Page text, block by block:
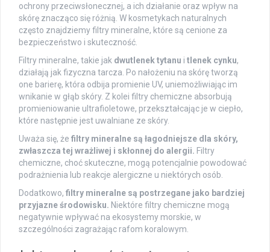
ochrony przeciwsłonecznej, a ich działanie oraz wpływ na
skórę znacząco się różnią. W kosmetykach naturalnych
często znajdziemy filtry mineralne, które są cenione za
bezpieczeństwo i skuteczność.
Filtry mineralne, takie jak dwutlenek tytanu i tlenek cynku,
działają jak fizyczna tarcza. Po nałożeniu na skórę tworzą
one barierę, która odbija promienie UV, uniemożliwiając im
wnikanie w głąb skóry. Z kolei filtry chemiczne absorbują
promieniowanie ultrafioletowe, przekształcając je w ciepło,
które następnie jest uwalniane ze skóry.
Uważa się, że filtry mineralne są łagodniejsze dla skóry,
zwłaszcza tej wrażliwej i skłonnej do alergii. Filtry
chemiczne, choć skuteczne, mogą potencjalnie powodować
podrażnienia lub reakcje alergiczne u niektórych osób.
Dodatkowo, filtry mineralne są postrzegane jako bardziej
przyjazne środowisku. Niektóre filtry chemiczne mogą
negatywnie wpływać na ekosystemy morskie, w
szczególności zagrażając rafom koralowym.